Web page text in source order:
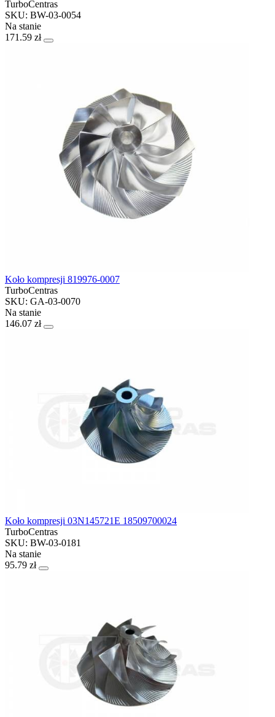
TurboCentras
SKU: BW-03-0054
Na stanie
171.59 zł
Koło kompresji 819976-0007
TurboCentras
SKU: GA-03-0070
Na stanie
146.07 zł
Koło kompresji 03N145721E 18509700024
TurboCentras
SKU: BW-03-0181
Na stanie
95.79 zł